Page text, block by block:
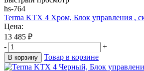
hs-764
Terma KTX 4 Хром, Блок управления ,
Цена:
13 485 ₽
-
+
В корзину Товар в корзине